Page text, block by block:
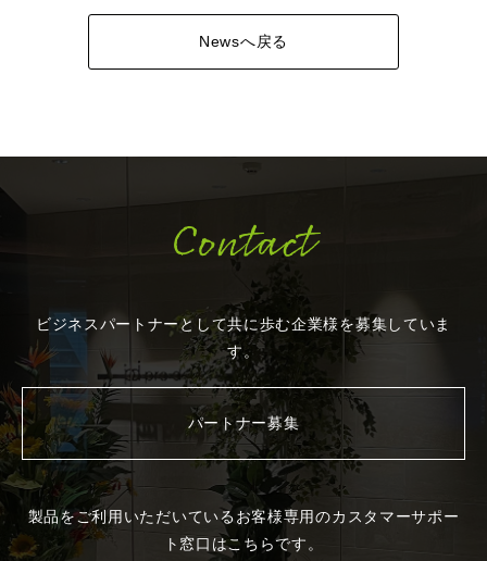
Newsへ戻る
Contact
ビジネスパートナーとして共に歩む企業様を募集していま
す。
パートナー募集
製品をご利用いただいているお客様専用のカスタマーサポー
ト窓口はこちらです。